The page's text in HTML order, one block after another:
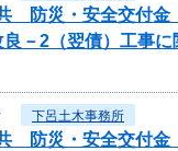
防災・安全交付金
－2（翌債）工事
下呂土木事務所
防災・安全交付金